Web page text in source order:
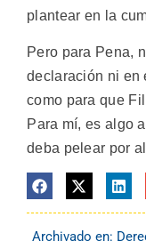
plantear en la
Pero para Pena,
declaración ni en
como para que
Para mí, es algo
deba pelear por
Archivado en: